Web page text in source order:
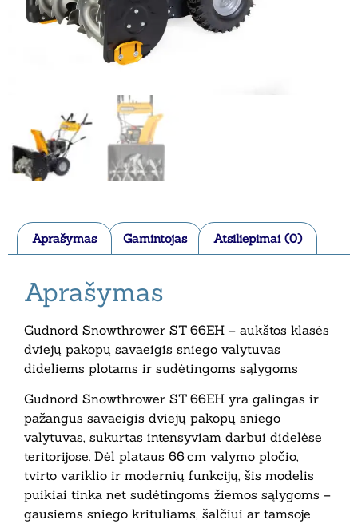
Aprašymas Gamintojas Atsiliepimai (0)
Aprašymas
Gudnord Snowthrower ST 66EH – aukštos klasės
dviejų pakopų savaeigis sniego valytuvas
dideliems plotams ir sudėtingoms sąlygoms
Gudnord Snowthrower ST 66EH yra galingas ir
pažangus savaeigis dviejų pakopų sniego
valytuvas, sukurtas intensyviam darbui didelėse
teritorijose. Dėl plataus 66 cm valymo pločio,
tvirto variklio ir modernių funkcijų, šis modelis
puikiai tinka net sudėtingoms žiemos sąlygoms –
gausiems sniego krituliams, šalčiui ar tamsoje